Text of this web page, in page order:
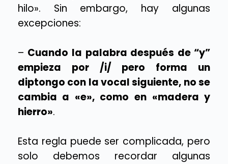
hilo». Sin embargo, hay algunas
excepciones:
– Cuando la palabra después de “y”
empieza por /i/ pero forma un
diptongo con la vocal siguiente, no se
cambia a «e», como en «madera y
hierro».
Esta regla puede ser complicada, pero
solo debemos recordar algunas